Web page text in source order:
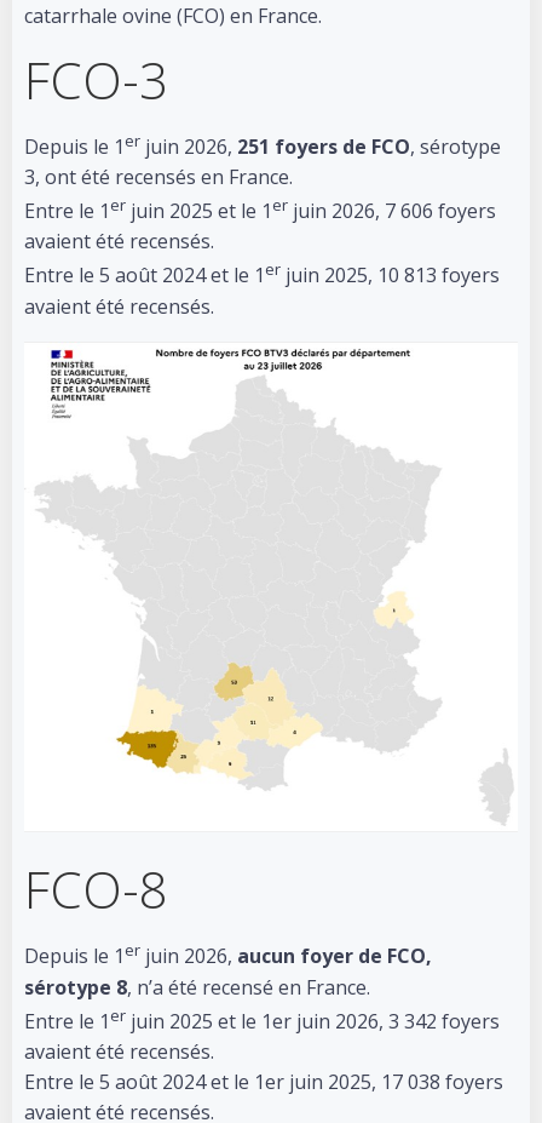
catarrhale ovine (FCO) en France.
FCO-3
Depuis le 1er juin 2026, 251 foyers de FCO, sérotype
3, ont été recensés en France.
Entre le 1er juin 2025 et le 1er juin 2026, 7 606 foyers
avaient été recensés.
Entre le 5 août 2024 et le 1er juin 2025, 10 813 foyers
avaient été recensés.
FCO-8
Depuis le 1er juin 2026, aucun foyer de FCO,
sérotype 8, n’a été recensé en France.
Entre le 1er juin 2025 et le 1er juin 2026, 3 342 foyers
avaient été recensés.
Entre le 5 août 2024 et le 1er juin 2025, 17 038 foyers
avaient été recensés.